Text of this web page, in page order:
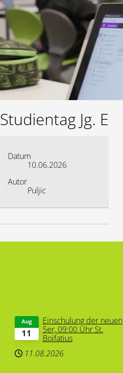
Studientag Jg. E
Datum
10.06.2026
Autor
Puljic
11
Aug
Einschulung der neuen
5er, 09:00 Uhr St.
Boifatius
11.08.2026